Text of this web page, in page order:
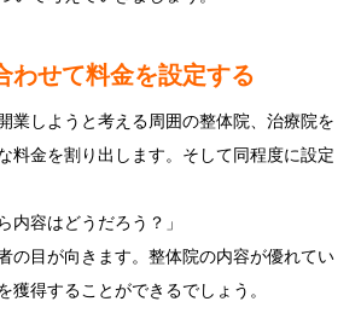
わせて料金を設定する
業しようと考える周囲の整体院、治療院を
料金を割り出します。そして同程度に設定
内容はどうだろう？」
の目が向きます。整体院の内容が優れてい
獲得することができるでしょう。